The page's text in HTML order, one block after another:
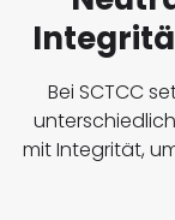
Bei SCTCC
mit Integrität,